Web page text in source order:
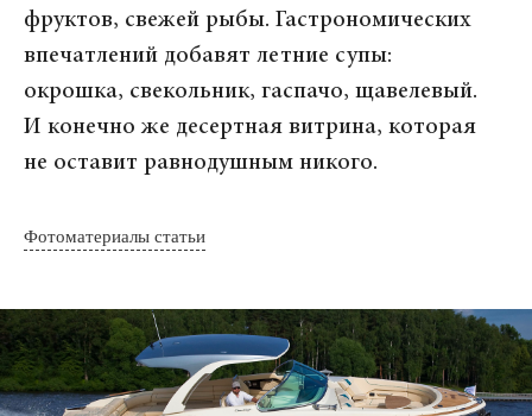
фруктов, свежей рыбы. Гастрономических
впечатлений добавят летние супы:
окрошка, свекольник, гаспачо, щавелевый.
И конечно же десертная витрина, которая
не оставит равнодушным никого.
Фотоматериалы статьи